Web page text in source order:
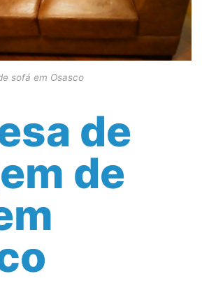
sofá em Osasco
de
de